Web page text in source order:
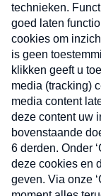
Nieuwsbrief
Neem hier